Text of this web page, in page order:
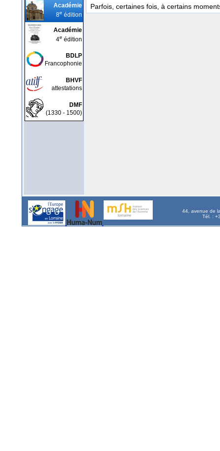
Académie
8e édition
Académie
4e édition
BDLP
Francophonie
BHVF
attestations
DMF
(1330 - 1500)
Parfois, certaines fois, à certains
44, avenue de
Tél. :